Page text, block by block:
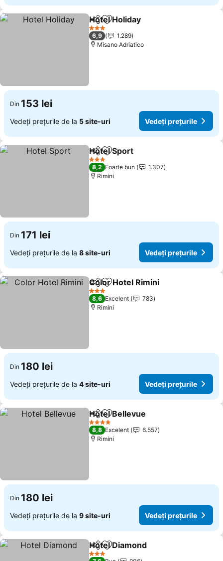
DistribuițiAdăugaţi la favorite
Hotel Holiday
3 Stele
6,9
1.289
Misano Adriatico
Din 153 lei
Vedeți prețurile de la 5 site-uri Vedeți prețurile
DistribuițiAdăugaţi la favorite
Hotel Sport
3 Stele
8,2 Foarte bun
1.307
Rimini
Din 171 lei
Vedeți prețurile de la 8 site-uri Vedeți prețurile
DistribuițiAdăugaţi la favorite
Color Hotel Rimini
3 Stele
8,6 Excelent
783
Rimini
Din 180 lei
Vedeți prețurile de la 4 site-uri Vedeți prețurile
DistribuițiAdăugaţi la favorite
Hotel Bellevue
4 Stele
8,8 Excelent
6.557
Rimini
Din 180 lei
Vedeți prețurile de la 9 site-uri Vedeți prețurile
DistribuițiAdăugaţi la favorite
Hotel Diamond
3 Stele